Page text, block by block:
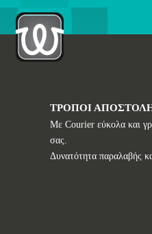
ΤΡΟΠΟΙ
Με Courier εύκολα και
σας.
Δυνατότητα παραλαβής